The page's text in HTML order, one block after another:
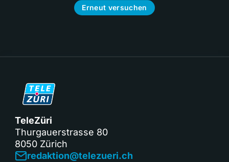
Erneut versuchen
TeleZüri
Thurgauerstrasse 80
8050 Zürich
redaktion@telezueri.ch